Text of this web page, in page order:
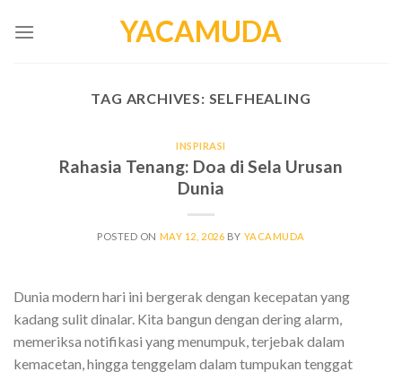
YACAMUDA
TAG ARCHIVES: SELFHEALING
INSPIRASI
Rahasia Tenang: Doa di Sela Urusan
Dunia
POSTED ON MAY 12, 2026 BY YACAMUDA
Dunia modern hari ini bergerak dengan kecepatan yang
kadang sulit dinalar. Kita bangun dengan dering alarm,
memeriksa notifikasi yang menumpuk, terjebak dalam
kemacetan, hingga tenggelam dalam tumpukan tenggat